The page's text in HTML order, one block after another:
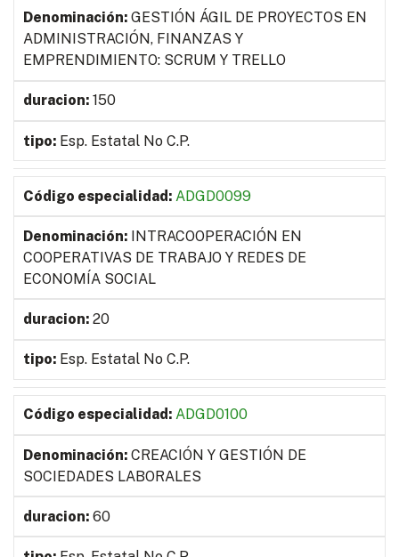
GESTIÓN ÁGIL DE PROYECTOS EN
ADMINISTRACIÓN, FINANZAS Y
EMPRENDIMIENTO: SCRUM Y TRELLO
150
Esp. Estatal No C.P.
ADGD0099
INTRACOOPERACIÓN EN
COOPERATIVAS DE TRABAJO Y REDES DE
ECONOMÍA SOCIAL
20
Esp. Estatal No C.P.
ADGD0100
CREACIÓN Y GESTIÓN DE
SOCIEDADES LABORALES
60